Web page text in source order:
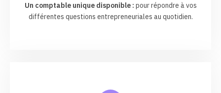
Un comptable unique disponible : pour répondre à vos
différentes questions entrepreneuriales au quotidien.